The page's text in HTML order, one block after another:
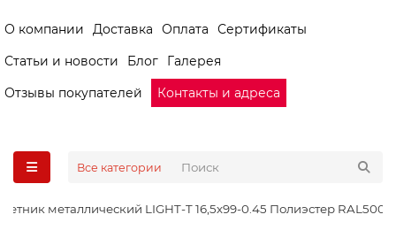
О компании Доставка Оплата
Сертификаты
Статьи и новости
Блог
Галерея
Отзывы покупателей
Контакты и адреса
Все категории
металлический LIGHT-T 16,5х99-0.45 Полиэстер RAL5005